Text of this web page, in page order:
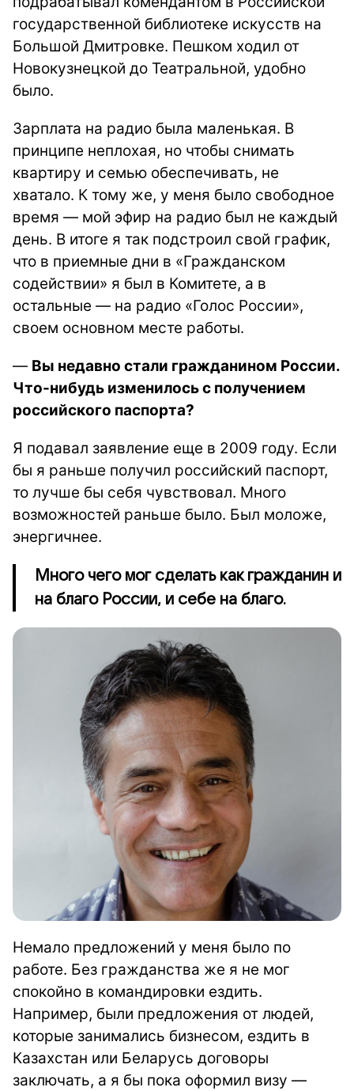
государственной библиотеке искусств на
Большой Дмитровке. Пешком ходил от
Новокузнецкой до Театральной, удобно
было.
Зарплата на радио была маленькая. В
принципе неплохая, но чтобы снимать
квартиру и семью обеспечивать, не
хватало. К тому же, у меня было свободное
время — мой эфир на радио был не каждый
день. В итоге я так подстроил свой график,
что в приемные дни в «Гражданском
содействии» я был в Комитете, а в
остальные — на радио «Голос России»,
своем основном месте работы.
— Вы недавно стали гражданином России.
Что-нибудь изменилось с получением
российского паспорта?
Я подавал заявление еще в 2009 году. Если
бы я раньше получил российский паспорт,
то лучше бы себя чувствовал. Много
возможностей раньше было. Был моложе,
энергичнее.
Много чего мог сделать как гражданин и
на благо России, и себе на благо.
Немало предложений у меня было по
работе. Без гражданства же я не мог
спокойно в командировки ездить.
Например, были предложения от людей,
которые занимались бизнесом, ездить в
Казахстан или Беларусь договоры
заключать, а я бы пока оформил визу —